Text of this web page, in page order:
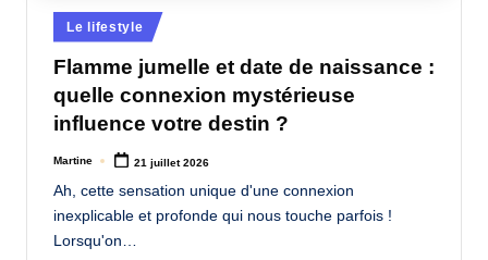
Posted
in
Le lifestyle
Flamme jumelle et date de naissance :
quelle connexion mystérieuse
influence votre destin ?
Posted
Martine 21 juillet 2026
Ah, cette sensation unique d'une connexion
inexplicable et profonde qui nous touche parfois !
Lorsqu'on…